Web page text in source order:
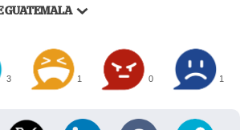
GUATEMALA
3 1 0 1